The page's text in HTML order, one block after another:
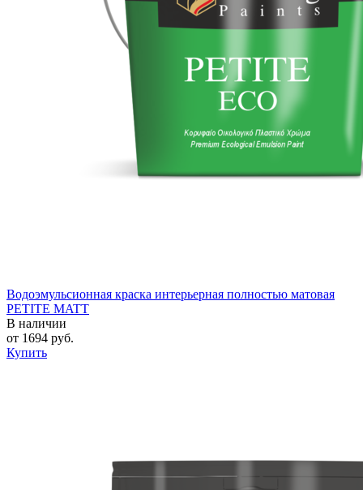
Водоэмульсионная краска интерьерная полностью матовая
PETITE MATT
В наличии
от 1694 руб.
Купить